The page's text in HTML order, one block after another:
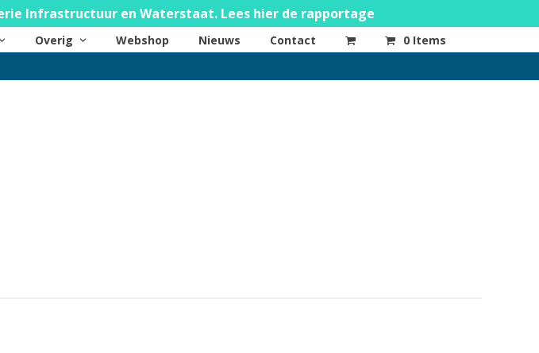
Infrastructuur en Waterstaat. Lees hier de rapportage
Overig Webshop Nieuws Contact 0 Items